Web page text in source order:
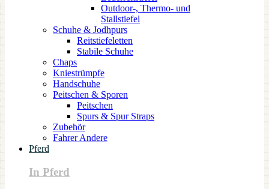
Outdoor-, Thermo- und
Stallstiefel
Schuhe & Jodhpurs
Reitstiefeletten
Stabile Schuhe
Chaps
Kniestrümpfe
Handschuhe
Peitschen & Sporen
Peitschen
Spurs & Spur Straps
Zubehör
Fahrer Andere
Pferd
In Pferd